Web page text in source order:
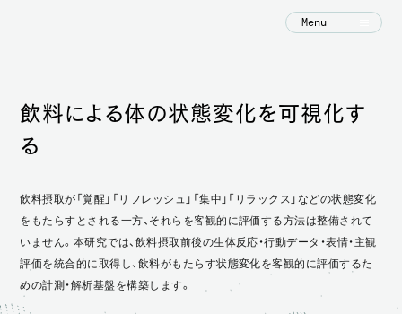
Menu
飲料による体の状態変化を可視化す
る
飲料摂取が「覚醒」「リフレッシュ」「集中」「リラックス」などの状態変化
をもたらすとされる一方、それらを客観的に評価する方法は整備されて
いません。本研究では、飲料摂取前後の生体反応・行動データ・表情・主観
評価を統合的に取得し、飲料がもたらす状態変化を客観的に評価するた
めの計測・解析基盤を構築します。